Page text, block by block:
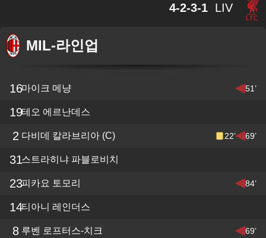
4-2-3-1 LIV
MIL-라인업
16마이크 메냥 51’
19테오 에르난데스
2 다비데 칼라브리아 (C) 22’ 69’
31스트라히냐 파블로비치
23피카요 토모리 84’
14티아니 레인더스
8 루벤 로프터스-치크 69’